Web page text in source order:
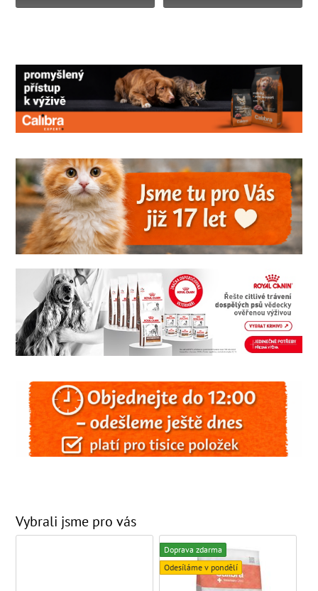
Vybrali jsme pro vás
Doprava zdarma
Odesíláme v pondělí